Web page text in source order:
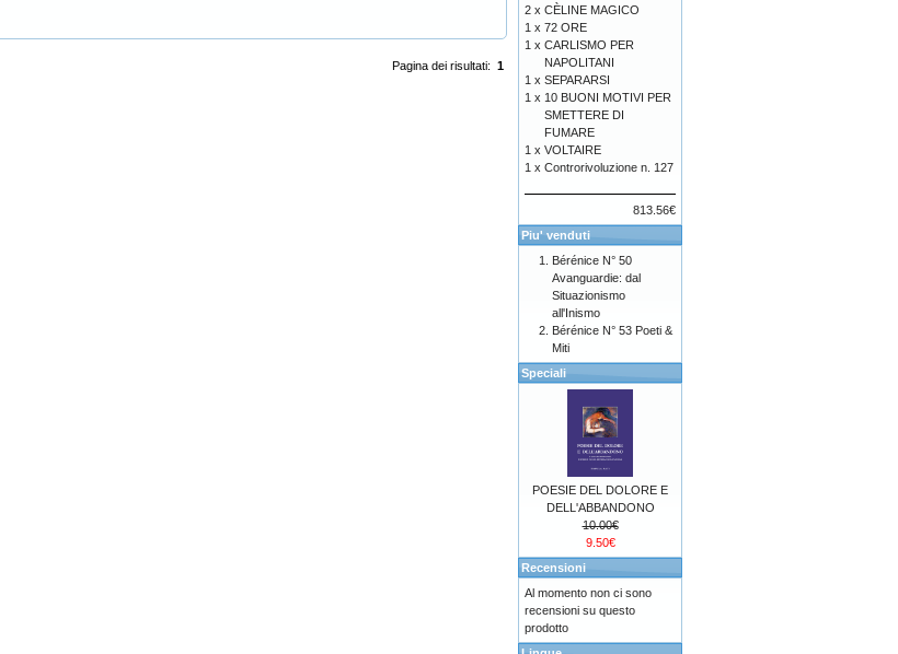
Pagina dei risultati: 1
2 x CÈLINE MAGICO
1 x 72 ORE
1 x CARLISMO PER
NAPOLITANI
1 x SEPARARSI
1 x 10 BUONI MOTIVI PER
SMETTERE DI
FUMARE
1 x VOLTAIRE
1 x Controrivoluzione n. 127
813.56€
Piu' venduti
Bérénice N° 50
Avanguardie: dal
Situazionismo
all'Inismo
Bérénice N° 53 Poeti &
Miti
Speciali
POESIE DEL DOLORE E
DELL'ABBANDONO
10.00€
9.50€
Recensioni
Al momento non ci sono
recensioni su questo
prodotto